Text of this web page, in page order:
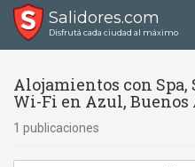
Salidores.com
Disfrutá cada ciudad al máximo
Alojamientos con Spa,
Wi-Fi en Azul, Buenos
1 publicaciones